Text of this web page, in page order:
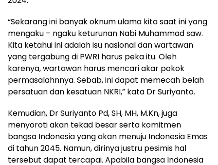
“Sekarang ini banyak oknum ulama kita saat ini yang
mengaku – ngaku keturunan Nabi Muhammad saw.
Kita ketahui ini adalah isu nasional dan wartawan
yang tergabung di PWRI harus peka itu. Oleh
karenya, wartawan harus mencari akar pokok
permasalahnnya. Sebab, ini dapat memecah belah
persatuan dan kesatuan NKRI,” kata Dr Suriyanto.
Kemudian, Dr Suriyanto Pd, SH, MH, M.Kn, juga
menyoroti akan tekad besar serta komitmen
bangsa Indonesia yang akan menuju Indonesia Emas
di tahun 2045. Namun, dirinya justru pesimis hal
tersebut dapat tercapai. Apabila bangsa Indonesia